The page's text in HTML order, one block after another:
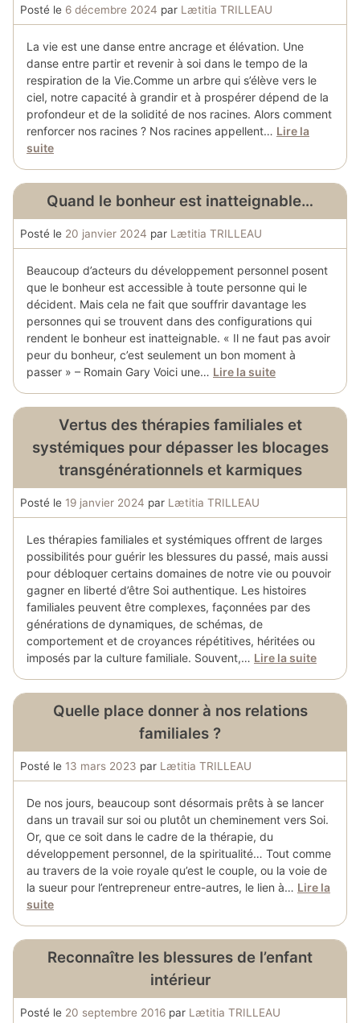
Posté le 6 décembre 2024 par Lætitia TRILLEAU
La vie est une danse entre ancrage et élévation. Une
danse entre partir et revenir à soi dans le tempo de la
respiration de la Vie.Comme un arbre qui s’élève vers le
ciel, notre capacité à grandir et à prospérer dépend de la
profondeur et de la solidité de nos racines. Alors comment
renforcer nos racines ? Nos racines appellent… Lire la
suite
Quand le bonheur est inatteignable…
Posté le 20 janvier 2024 par Lætitia TRILLEAU
Beaucoup d’acteurs du développement personnel posent
que le bonheur est accessible à toute personne qui le
décident. Mais cela ne fait que souffrir davantage les
personnes qui se trouvent dans des configurations qui
rendent le bonheur est inatteignable. « Il ne faut pas avoir
peur du bonheur, c’est seulement un bon moment à
passer » – Romain Gary Voici une… Lire la suite
Vertus des thérapies familiales et
systémiques pour dépasser les blocages
transgénérationnels et karmiques
Posté le 19 janvier 2024 par Lætitia TRILLEAU
Les thérapies familiales et systémiques offrent de larges
possibilités pour guérir les blessures du passé, mais aussi
pour débloquer certains domaines de notre vie ou pouvoir
gagner en liberté d’être Soi authentique. Les histoires
familiales peuvent être complexes, façonnées par des
générations de dynamiques, de schémas, de
comportement et de croyances répétitives, héritées ou
imposés par la culture familiale. Souvent,… Lire la suite
Quelle place donner à nos relations
familiales ?
Posté le 13 mars 2023 par Lætitia TRILLEAU
De nos jours, beaucoup sont désormais prêts à se lancer
dans un travail sur soi ou plutôt un cheminement vers Soi.
Or, que ce soit dans le cadre de la thérapie, du
développement personnel, de la spiritualité… Tout comme
au travers de la voie royale qu’est le couple, ou la voie de
la sueur pour l’entrepreneur entre-autres, le lien à… Lire la
suite
Reconnaître les blessures de l’enfant
intérieur
Posté le 20 septembre 2016 par Lætitia TRILLEAU